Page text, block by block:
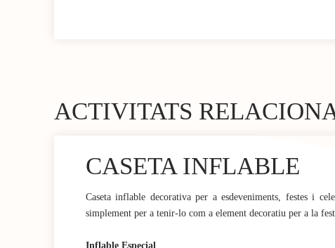
ACTIVITATS
CASETA INFLABLE
Caseta inflable decorativa per a esdeveniments, festes i
simplement per a tenir-lo com a element decoratiu per a la
Inflable Especial